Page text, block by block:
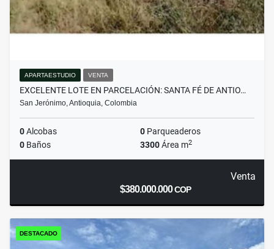
APARTAESTUDIO VENTA
EXCELENTE LOTE EN PARCELACIÓN: SANTA FÉ DE ANTIO…
San Jerónimo, Antioquia, Colombia
0Alcobas 0 Parqueaderos
0 Baños 3300Área m2
Venta
$380.000.000COP
DESTACADO